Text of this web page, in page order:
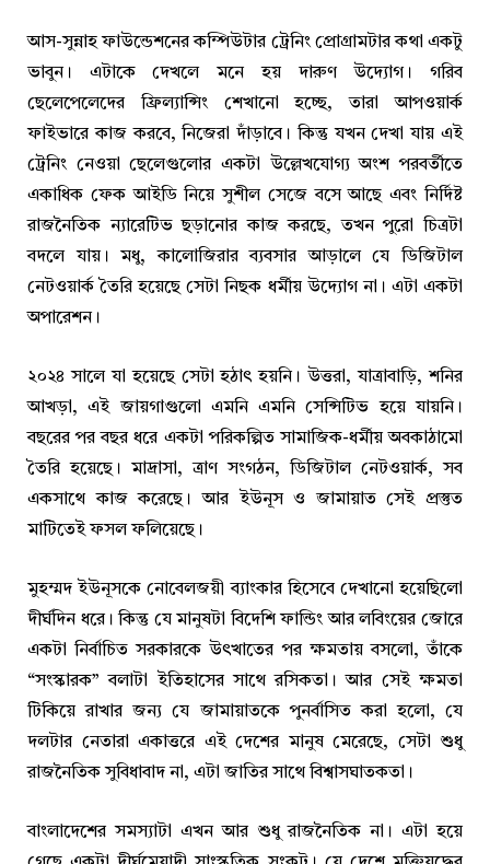
আস-সুন্নাহ ফাউন্ডেশনের কম্পিউটার ট্রেনিং প্রোগ্রামটার কথা একটু
ভাবুন। এটাকে দেখলে মনে হয় দারুণ উদ্যোগ। গরিব
ছেলেপেলেদের ফ্রিল্যান্সিং শেখানো হচ্ছে, তারা আপওয়ার্ক
ফাইভারে কাজ করবে, নিজেরা দাঁড়াবে। কিন্তু যখন দেখা যায় এই
ট্রেনিং নেওয়া ছেলেগুলোর একটা উল্লেখযোগ্য অংশ পরবর্তীতে
একাধিক ফেক আইডি নিয়ে সুশীল সেজে বসে আছে এবং নির্দিষ্ট
রাজনৈতিক ন্যারেটিভ ছড়ানোর কাজ করছে, তখন পুরো চিত্রটা
বদলে যায়। মধু, কালোজিরার ব্যবসার আড়ালে যে ডিজিটাল
নেটওয়ার্ক তৈরি হয়েছে সেটা নিছক ধর্মীয় উদ্যোগ না। এটা একটা
অপারেশন।
২০২৪ সালে যা হয়েছে সেটা হঠাৎ হয়নি। উত্তরা, যাত্রাবাড়ি, শনির
আখড়া, এই জায়গাগুলো এমনি এমনি সেন্সিটিভ হয়ে যায়নি।
বছরের পর বছর ধরে একটা পরিকল্পিত সামাজিক-ধর্মীয় অবকাঠামো
তৈরি হয়েছে। মাদ্রাসা, ত্রাণ সংগঠন, ডিজিটাল নেটওয়ার্ক, সব
একসাথে কাজ করেছে। আর ইউনূস ও জামায়াত সেই প্রস্তুত
মাটিতেই ফসল ফলিয়েছে।
মুহম্মদ ইউনূসকে নোবেলজয়ী ব্যাংকার হিসেবে দেখানো হয়েছিলো
দীর্ঘদিন ধরে। কিন্তু যে মানুষটা বিদেশি ফান্ডিং আর লবিংয়ের জোরে
একটা নির্বাচিত সরকারকে উৎখাতের পর ক্ষমতায় বসলো, তাঁকে
“সংস্কারক” বলাটা ইতিহাসের সাথে রসিকতা। আর সেই ক্ষমতা
টিকিয়ে রাখার জন্য যে জামায়াতকে পুনর্বাসিত করা হলো, যে
দলটার নেতারা একাত্তরে এই দেশের মানুষ মেরেছে, সেটা শুধু
রাজনৈতিক সুবিধাবাদ না, এটা জাতির সাথে বিশ্বাসঘাতকতা।
বাংলাদেশের সমস্যাটা এখন আর শুধু রাজনৈতিক না। এটা হয়ে